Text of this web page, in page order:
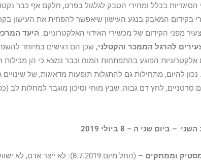
בכלל ומחירי הטבק לגלגול בפרט, חלקם אף כבר נקטו
בקידום המאבק בנגע העישון שיאפשר להפחית את העישון
מפני הקידום של מכשירי האידוי האלקטרוניים. היעד
להרגל הממכר והקטלני, שכן הם רגישים במיוחד
אלקטרוניות הפוגע בהתפתחות המוח וכבר נמצא כי הן מכילות
להיום, מתחילות גם להתגלות תופעות מדאיגות, של שינויים
לחץ דם גבוה, שבץ מוחי וסיכון מוגבר למחלות לב
שני ה – 8 ביולי 2019
מסטיק וממתקים
– (החל מיום 8.7.2019): לא ייצר אדם, לא